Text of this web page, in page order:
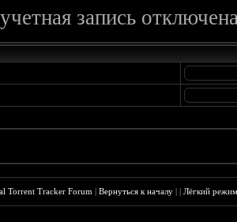
запись
Torrent Tracker Forum |Вернуться к началу ||Лёгкий